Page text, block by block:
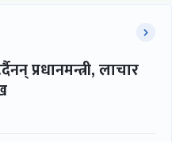
प्रधानमन्त्री, लाचार